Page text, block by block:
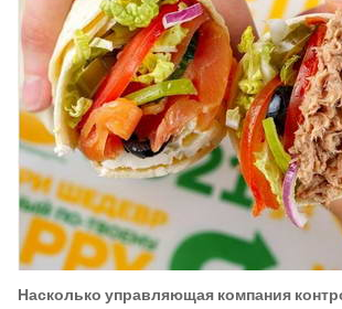
Насколько управляющая компания